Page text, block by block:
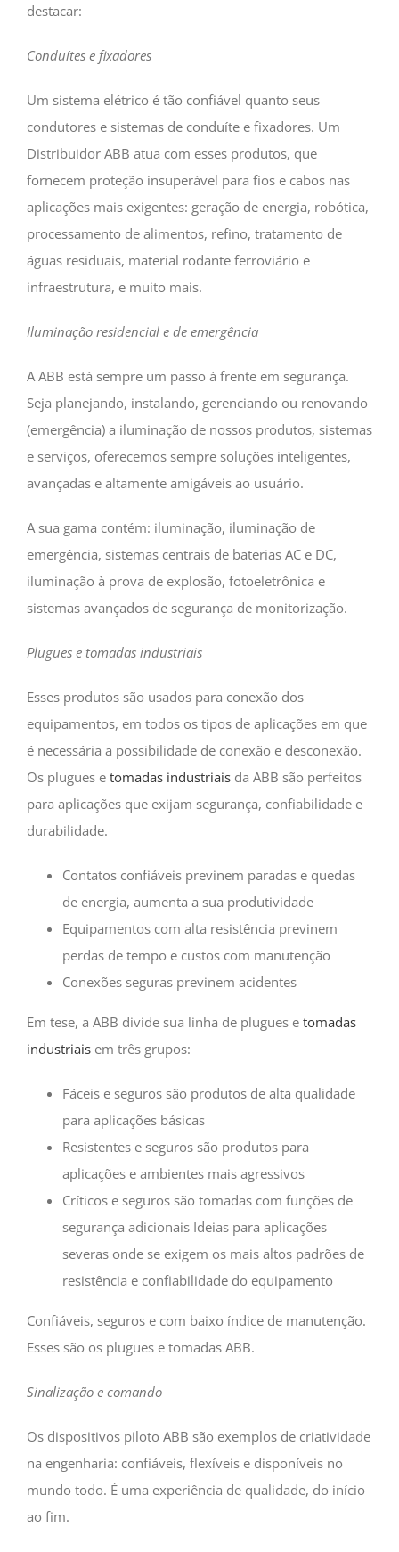
destacar:
Conduítes e fixadores
Um sistema elétrico é tão confiável quanto seus
condutores e sistemas de conduíte e fixadores. Um
Distribuidor ABB atua com esses produtos, que
fornecem proteção insuperável para fios e cabos nas
aplicações mais exigentes: geração de energia, robótica,
processamento de alimentos, refino, tratamento de
águas residuais, material rodante ferroviário e
infraestrutura, e muito mais.
Iluminação residencial e de emergência
A ABB está sempre um passo à frente em segurança.
Seja planejando, instalando, gerenciando ou renovando
(emergência) a iluminação de nossos produtos, sistemas
e serviços, oferecemos sempre soluções inteligentes,
avançadas e altamente amigáveis ​​ao usuário.
A sua gama contém: iluminação, iluminação de
emergência, sistemas centrais de baterias AC e DC,
iluminação à prova de explosão, fotoeletrônica e
sistemas avançados de segurança de monitorização.
Plugues e tomadas industriais
Esses produtos são usados para conexão dos
equipamentos, em todos os tipos de aplicações em que
é necessária a possibilidade de conexão e desconexão.
Os plugues e tomadas industriais da ABB são perfeitos
para aplicações que exijam segurança, confiabilidade e
durabilidade.
Contatos confiáveis previnem paradas e quedas
de energia, aumenta a sua produtividade
Equipamentos com alta resistência previnem
perdas de tempo e custos com manutenção
Conexões seguras previnem acidentes
Em tese, a ABB divide sua linha de plugues e tomadas
industriais em três grupos:
Fáceis e seguros são produtos de alta qualidade
para aplicações básicas
Resistentes e seguros são produtos para
aplicações e ambientes mais agressivos
Críticos e seguros são tomadas com funções de
segurança adicionais Ideias para aplicações
severas onde se exigem os mais altos padrões de
resistência e confiabilidade do equipamento
Confiáveis, seguros e com baixo índice de manutenção.
Esses são os plugues e tomadas ABB.
Sinalização e comando
Os dispositivos piloto ABB são exemplos de criatividade
na engenharia: confiáveis, flexíveis e disponíveis no
mundo todo. É uma experiência de qualidade, do início
ao fim.